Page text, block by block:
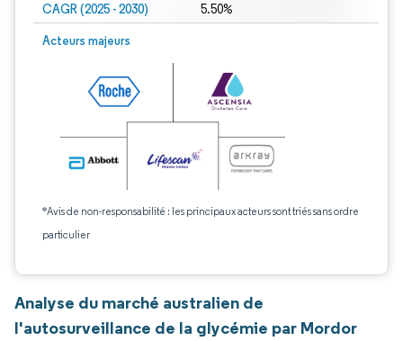
CAGR (2025 - 2030) 5.50%
Acteurs majeurs
*Avis de non-responsabilité : les principaux acteurs sont triés sans ordre
particulier
Analyse du marché australien de
l'autosurveillance de la glycémie par Mordor